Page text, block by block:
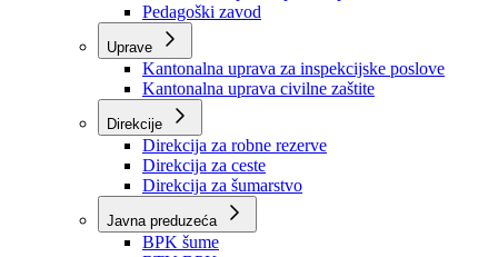
Zavod zdravstvenog osiguranja
Zavod za javno zdravstvo
Zavod za besplatnu pravnu pomoć
Pedagoški zavod
Kantonalna uprava za inspekcijske poslove
Kantonalna uprava civilne zaštite
Direkcije
Direkcija za robne rezerve
Direkcija za ceste
Direkcija za šumarstvo